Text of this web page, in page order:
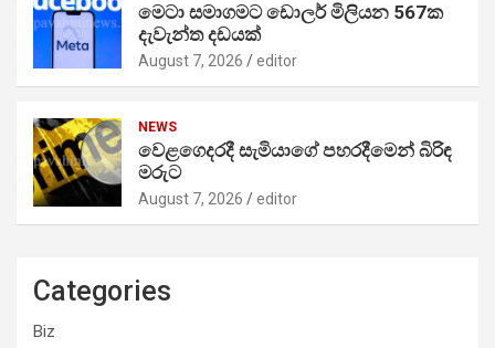
මෙටා සමාගමට ඩොලර් මිලියන 567ක
දැවැන්ත දඩයක්
August 7, 2026 editor
NEWS
වෙළගෙදරදී සැමියාගේ පහරදීමෙන් බිරිඳ
මරුට
August 7, 2026 editor
Categories
Biz